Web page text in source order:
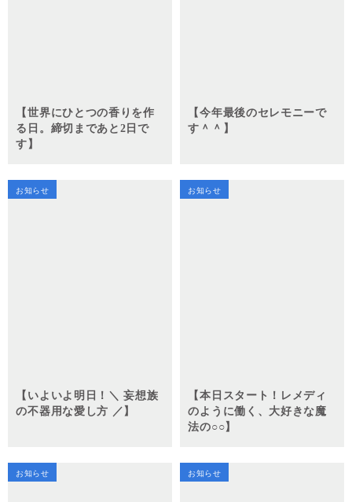
【世界にひとつの香りを作
る日。締切まであと2日で
す】
【今年最後のセレモニーで
す＾＾】
お知らせ
【いよいよ明日！＼ 妄想族
の不器用な愛し方 ／】
お知らせ
【本日スタート！レメディ
のように働く、大好きな魔
法の○○】
お知らせ お知らせ